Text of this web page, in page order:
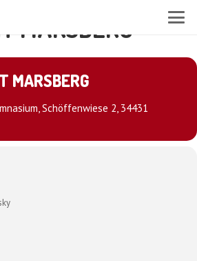
MARSBERG
MARSBERG
, Schöffenwiese 2, 34431